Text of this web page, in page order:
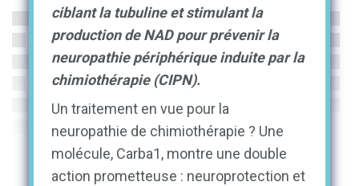
ciblant la tubuline et stimulant la
production de NAD pour prévenir la
neuropathie périphérique induite par la
chimiothérapie (CIPN).
Un traitement en vue pour la
neuropathie de chimiothérapie ? Une
molécule, Carba1, montre une double
action prometteuse : neuroprotection et